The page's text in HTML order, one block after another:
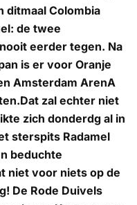
Colombia
de twee
eerder tegen. Na
is er voor Oranje
Amsterdam ArenA
zal echter niet
zich donderdg al in
sterspits Radamel
beduchte
niet voor niets op de
De Rode Duivels